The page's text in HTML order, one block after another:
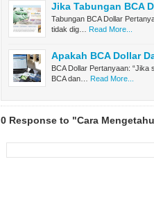
Jika Tabungan BCA
Tabungan BCA Dollar
tidak dig…
Read More...
Apakah BCA Dollar
BCA Dollar Pertanyaan:
BCA dan…
Read More...
0 Response to "Cara